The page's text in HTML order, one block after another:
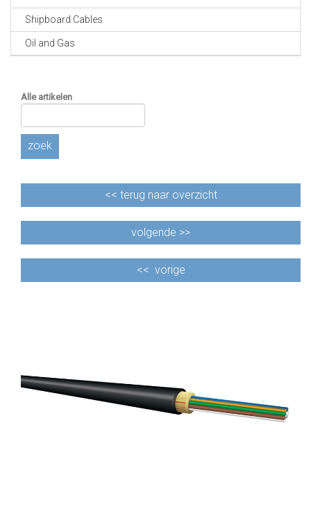
CABLE EQUIPEMENTS
Shipboard Cables
Oil and Gas
Alle artikelen
zoek
<< terug naar overzicht
volgende >>
<< vorige